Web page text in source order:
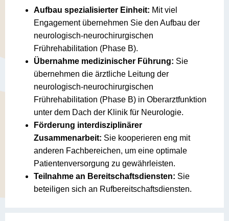
Aufbau spezialisierter Einheit: Mit viel
Engagement übernehmen Sie den Aufbau der
neurologisch-neurochirurgischen
Frührehabilitation (Phase B).
Übernahme medizinischer Führung: Sie
übernehmen die ärztliche Leitung der
neurologisch-neurochirurgischen
Frührehabilitation (Phase B) in Oberarztfunktion
unter dem Dach der Klinik für Neurologie.
Förderung interdisziplinärer
Zusammenarbeit: Sie kooperieren eng mit
anderen Fachbereichen, um eine optimale
Patientenversorgung zu gewährleisten.
Teilnahme an Bereitschaftsdiensten: Sie
beteiligen sich an Rufbereitschaftsdiensten.